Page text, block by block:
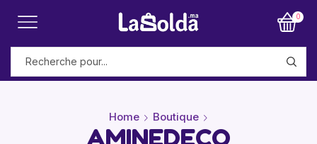
0
Home Boutique
AMINEDECO